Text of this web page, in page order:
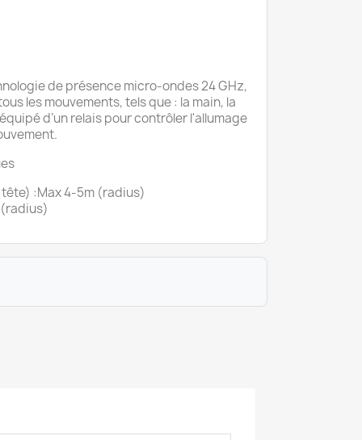
de présence micro-ondes 24 GHz,
les mouvements, tels que : la main, la
d’un relais pour contrôler l'allumage
:Max 4-5m (radius)
3m (radius)